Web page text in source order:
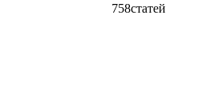
758статей